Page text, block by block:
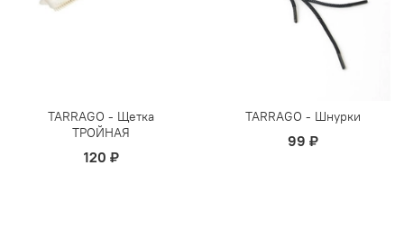
TARRAGO - Щетка
ТРОЙНАЯ
120 ₽
TARRAGO - Шнурки
99 ₽